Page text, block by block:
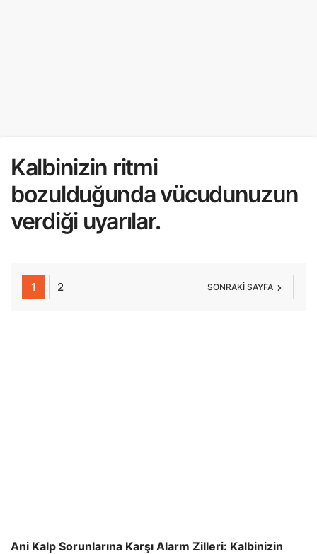
Kalbinizin ritmi
bozulduğunda vücudunuzun
verdiği uyarılar.
1 2 SONRAKI SAYFA
Ani Kalp Sorunlarına Karşı Alarm Zilleri: Kalbinizin